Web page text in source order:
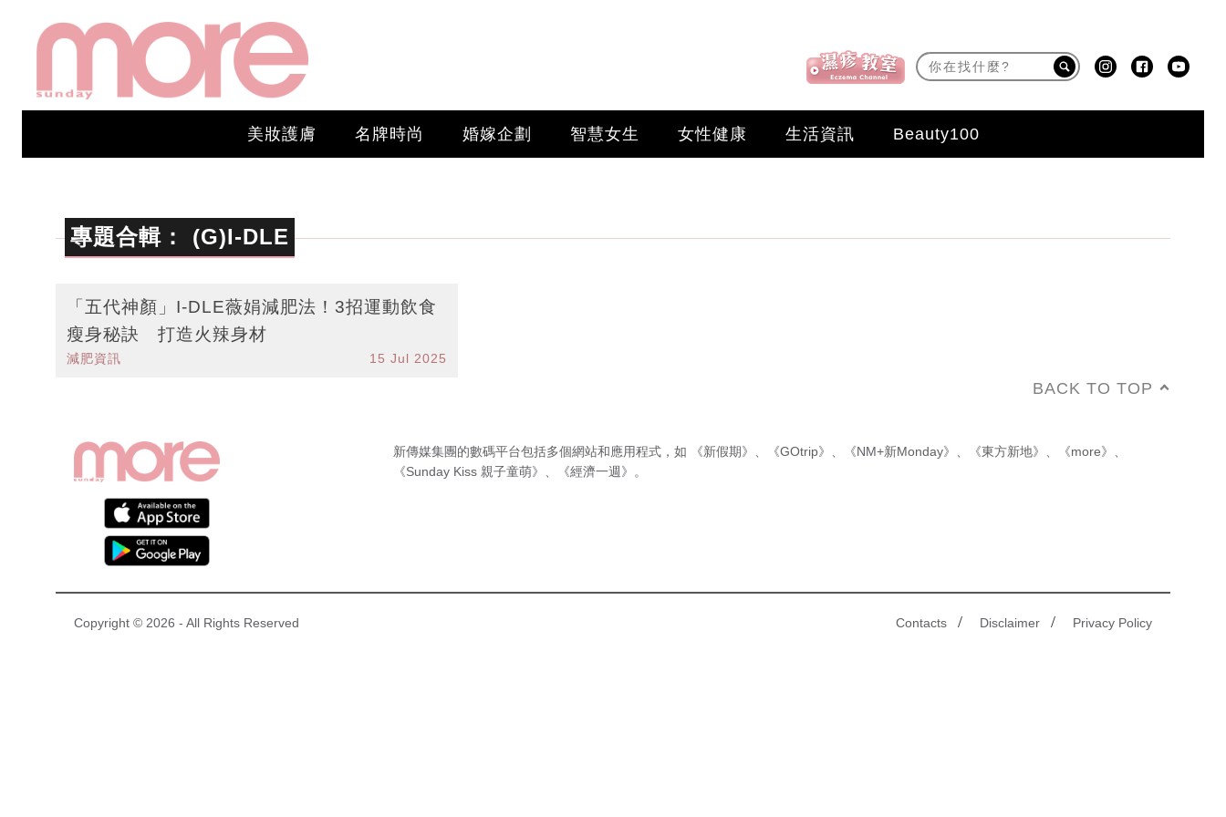
美妝護膚 名牌時尚 婚嫁企劃 智慧女生 女性健康 生活資訊 Beauty100
專題合輯： (G)I-DLE
「五代神顏」I-DLE薇娟減肥法！3招運動飲食
瘦身秘訣 打造火辣身材
減肥資訊 15 Jul 2025
BACK TO TOP
新傳媒集團的數碼平台包括多個網站和應用程式，如 《新假期》 《GOtrip》 《NM+新Monday》 《東方新地》 《more》
《Sunday Kiss 親子童萌》
《經濟一週》 。
Contacts / Disclaimer / Privacy Policy
Copyright © 2026 - All Rights Reserved